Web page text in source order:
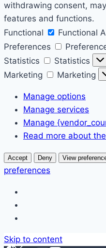
withdrawing consent,
features and functions.
Functional
Functional
Preferences
Statistics
Statistics
Marketing
Marketing
Manage options
Manage services
Manage
Read more about
Accept Deny View
preferences
Skip to content